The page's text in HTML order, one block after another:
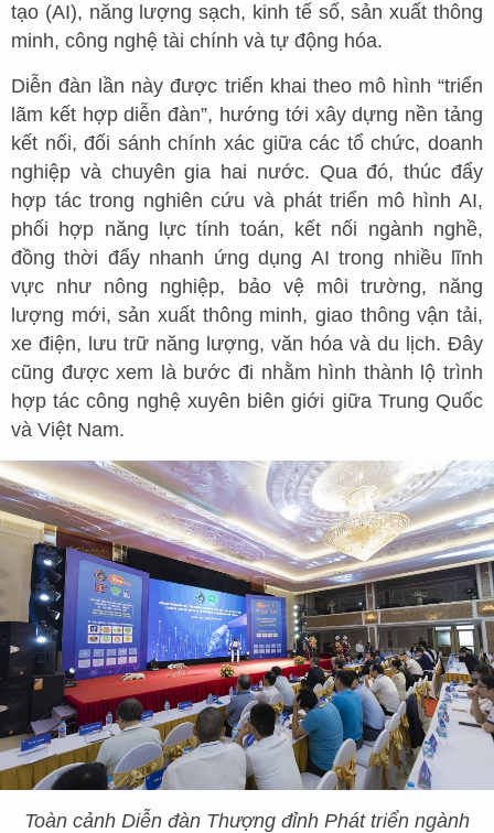
tạo (AI), năng lượng sạch, kinh tế số, sản xuất thông
minh, công nghệ tài chính và tự động hóa.
Diễn đàn lần này được triển khai theo mô hình “triển
lãm kết hợp diễn đàn”, hướng tới xây dựng nền tảng
kết nối, đối sánh chính xác giữa các tổ chức, doanh
nghiệp và chuyên gia hai nước. Qua đó, thúc đẩy
hợp tác trong nghiên cứu và phát triển mô hình AI,
phối hợp năng lực tính toán, kết nối ngành nghề,
đồng thời đẩy nhanh ứng dụng AI trong nhiều lĩnh
vực như nông nghiệp, bảo vệ môi trường, năng
lượng mới, sản xuất thông minh, giao thông vận tải,
xe điện, lưu trữ năng lượng, văn hóa và du lịch. Đây
cũng được xem là bước đi nhằm hình thành lộ trình
hợp tác công nghệ xuyên biên giới giữa Trung Quốc
và Việt Nam.
Toàn cảnh Diễn đàn Thượng đỉnh Phát triển ngành